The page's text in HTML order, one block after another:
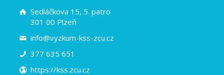
Sedláčkova 15, 5. patro
301 00 Plzeň
info@vyzkum-kss-zcu.cz
377 635 651
https://kss.zcu.cz